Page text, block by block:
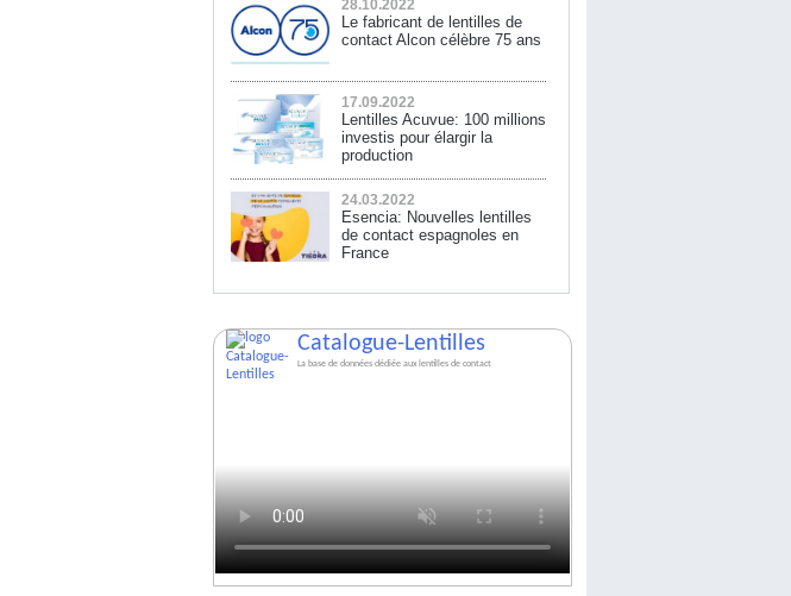
28.10.2022
Le fabricant de lentilles de
contact Alcon célèbre 75 ans
17.09.2022
Lentilles Acuvue: 100 millions
investis pour élargir la
production
24.03.2022
Esencia: Nouvelles lentilles
de contact espagnoles en
France
Catalogue-Lentilles
La base de données dédiée aux lentilles de contact